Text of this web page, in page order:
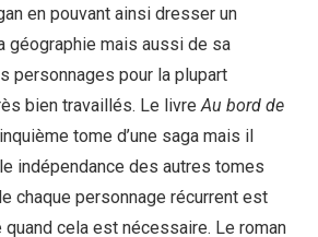
en pouvant ainsi dresser un
géographie mais aussi de sa
personnages pour la plupart
bien travaillés. Le livreAu bord de
tome d’une saga mais il
indépendance des autres tomes
chaque personnage récurrent est
cela est nécessaire. Le roman